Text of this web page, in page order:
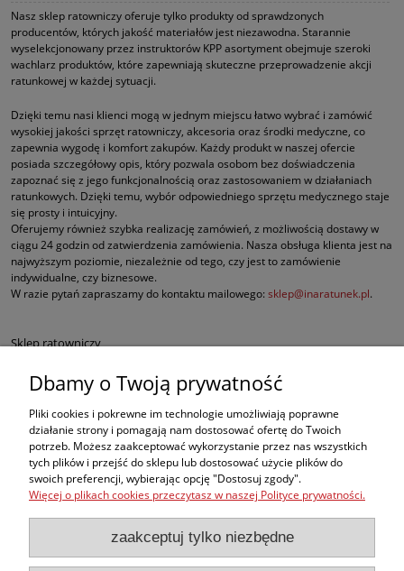
Nasz sklep ratowniczy oferuje tylko produkty od sprawdzonych
producentów, których jakość materiałów jest niezawodna. Starannie
wyselekcjonowany przez instruktorów KPP asortyment obejmuje szeroki
wachlarz produktów, które zapewniają skuteczne przeprowadzenie akcji
ratunkowej w każdej sytuacji.
Dzięki temu nasi klienci mogą w jednym miejscu łatwo wybrać i zamówić
wysokiej jakości sprzęt ratowniczy, akcesoria oraz środki medyczne, co
zapewnia wygodę i komfort zakupów. Każdy produkt w naszej ofercie
posiada szczegółowy opis, który pozwala osobom bez doświadczenia
zapoznać się z jego funkcjonalnością oraz zastosowaniem w działaniach
ratunkowych. Dzięki temu, wybór odpowiedniego sprzętu medycznego staje
się prosty i intuicyjny.
Oferujemy również szybka realizację zamówień, z możliwością dostawy w
ciągu 24 godzin od zatwierdzenia zamówienia. Nasza obsługa klienta jest na
najwyższym poziomie, niezależnie od tego, czy jest to zamówienie
indywidualne, czy biznesowe.
W razie pytań zapraszamy do kontaktu mailowego: sklep@inaratunek.pl.
Sklep ratowniczy
Defibrylatory AED
Fantomy RKO
Sprzęt ratowniczy dla służb mundurowych
Apteczki pierwszej pomocy
Dbamy o Twoją prywatność
Pliki cookies i pokrewne im technologie umożliwiają poprawne
działanie strony i pomagają nam dostosować ofertę do Twoich
potrzeb. Możesz zaakceptować wykorzystanie przez nas wszystkich
tych plików i przejść do sklepu lub dostosować użycie plików do
swoich preferencji, wybierając opcję "Dostosuj zgody".
Więcej o plikach cookies przeczytasz w naszej Polityce prywatności.
zaakceptuj tylko niezbędne